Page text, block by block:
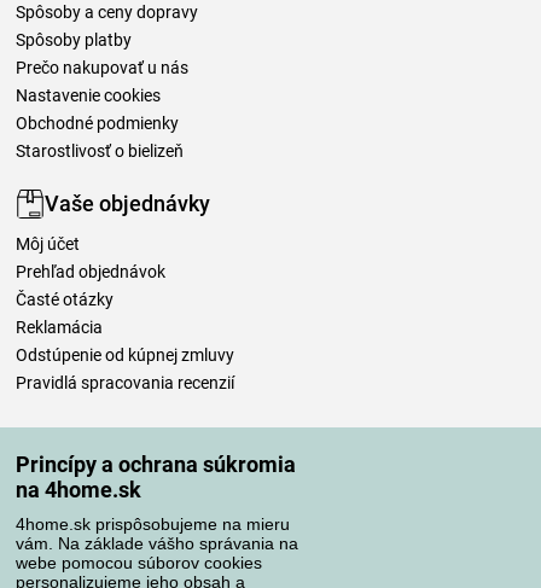
Princípy a ochrana súkromia
na 4home.sk
4home.sk prispôsobujeme na mieru
vám. Na základe vášho správania na
webe pomocou súborov cookies
personalizujeme jeho obsah a
Spôsoby a ceny dopravy
Spôsoby platby
Prečo nakupovať u nás
Nastavenie cookies
Obchodné podmienky
Starostlivosť o bielizeň
Vaše objednávky
Môj účet
Prehľad objednávok
Časté otázky
Reklamácia
Odstúpenie od kúpnej zmluvy
Pravidlá spracovania recenzií
Spôsoby platby